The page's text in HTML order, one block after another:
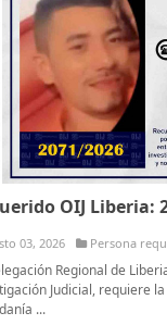
OIJ Liberia:
03, 2026 Persona
Regional de
Judicial, requiere
...